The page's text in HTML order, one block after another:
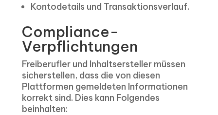
Kontodetails und Transaktionsverlauf.
Compliance-
Verpflichtungen
Freiberufler und Inhaltsersteller müssen
sicherstellen, dass die von diesen
Plattformen gemeldeten Informationen
korrekt sind. Dies kann Folgendes
beinhalten: